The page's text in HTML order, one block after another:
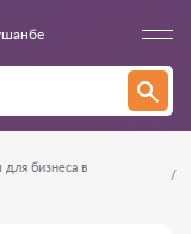
бизнеса в